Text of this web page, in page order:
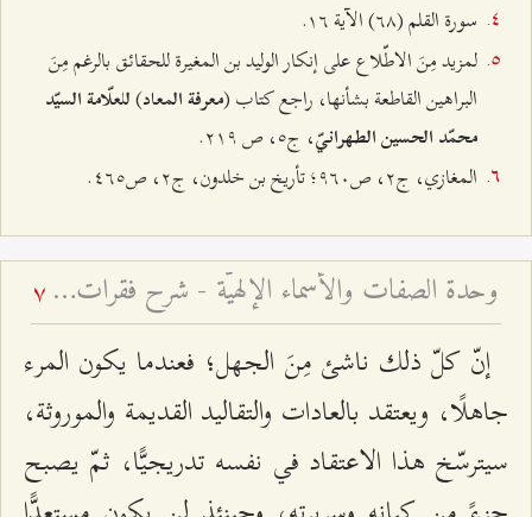
سورة القلم (٦۸) الآية ۱٦.
لمزيد مِنَ الاطّلاع على إنكار الوليد بن المغيرة للحقائق بالرغم مِنَ
البراهين القاطعة بشأنها، راجع كتاب (معرفة المعاد)للعلّامة السيّد
محمّد الحسين الطهرانيّ، ج٥، ص ٢۱٩.
المغازي، ج٢، ص٩٦۰؛ تأريخ بن خلدون، ج٢، ص٤٦٥.
وحدة الصفات والأسماء الإلهيّة - شرح فقرات مِن دعاء الافتتاح – الجلسة الثالثة 7
إنّ كلّ ذلك ناشئ مِنَ الجهل؛ فعندما يكون المرء
جاهلًا، ويعتقد بالعادات والتقاليد القديمة والموروثة،
سيترسّخ هذا الاعتقاد في نفسه تدريجيًّا، ثمّ يصبح